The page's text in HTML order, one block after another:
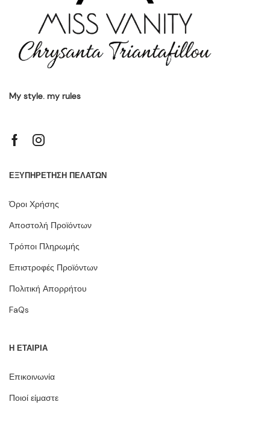
My style. my rules
ΕΞΥΠΗΡΕΤΗΣΗ ΠΕΛΑΤΩΝ
Όροι Χρήσης
Αποστολή Προϊόντων
Τρόποι Πληρωμής
Επιστροφές Προϊόντων
Πολιτική Απορρήτου
FaQs
Η ΕΤΑΙΡΙΑ
Επικοινωνία
Ποιοί είμαστε